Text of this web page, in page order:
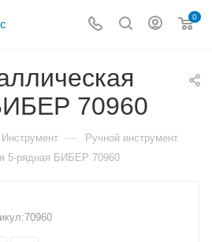
0
70960
Инструмент — Ручной инструмент
5-рядная БИБЕР 70960
70960